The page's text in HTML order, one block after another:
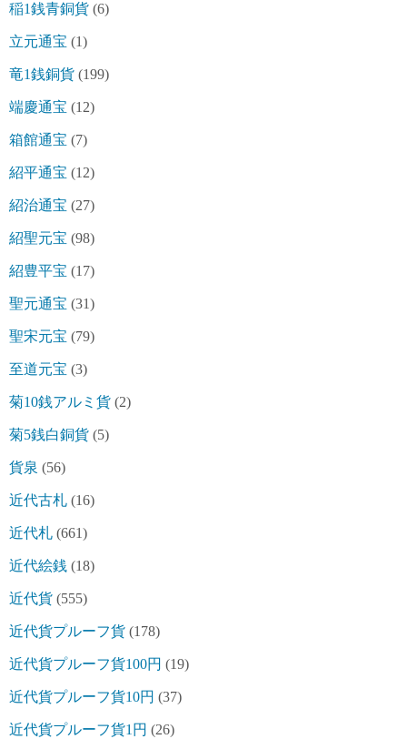
稲1銭青銅貨 (6)
立元通宝 (1)
竜1銭銅貨 (199)
端慶通宝 (12)
箱館通宝 (7)
紹平通宝 (12)
紹治通宝 (27)
紹聖元宝 (98)
紹豊平宝 (17)
聖元通宝 (31)
聖宋元宝 (79)
至道元宝 (3)
菊10銭アルミ貨 (2)
菊5銭白銅貨 (5)
貨泉 (56)
近代古札 (16)
近代札 (661)
近代絵銭 (18)
近代貨 (555)
近代貨プルーフ貨 (178)
近代貨プルーフ貨100円 (19)
近代貨プルーフ貨10円 (37)
近代貨プルーフ貨1円 (26)